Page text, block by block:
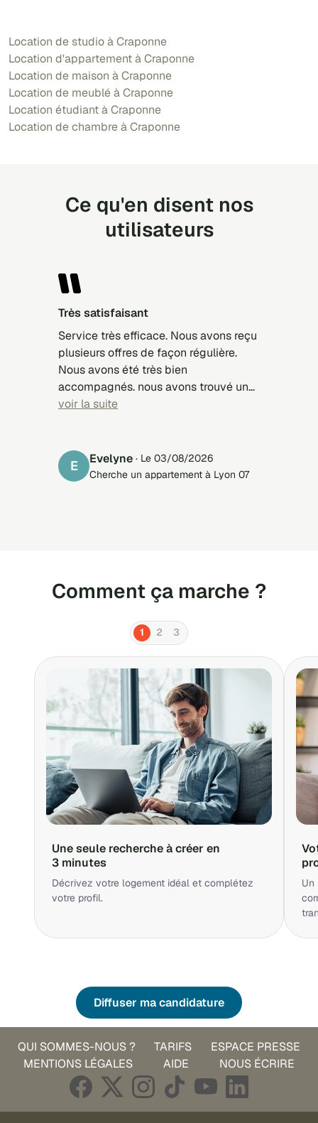
Location de studio à Craponne
Location d'appartement à Craponne
Location de maison à Craponne
Location de meublé à Craponne
Location étudiant à Craponne
Location de chambre à Craponne
Ce qu'en disent nos
utilisateurs
Très satisfaisant
Service très efficace. Nous avons reçu
plusieurs offres de façon régulière.
Nous avons été très bien
accompagnés. nous avons trouvé un
appartement pour notre fille. Merci.
voir la suite
E Evelyne · Le 03/08/2026
Cherche un appartement à Lyon 07
Comment ça marche ?
1 2 3
Une seule recherche à créer en
3 minutes
Décrivez votre logement idéal et complétez
votre profil.
Un
Diffuser ma candidature
QUI SOMMES-NOUS ? TARIFS
ESPACE PRESSE
MENTIONS LÉGALES
AIDE NOUS ÉCRIRE